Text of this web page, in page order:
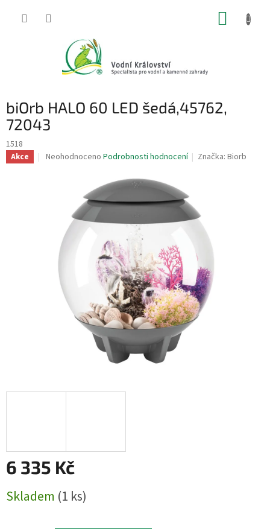
biOrb HALO 60 LED šedá,45762,
72043
1518
Akce
Průměrné
hvězdiček.
Neohodnoceno Podrobnosti hodnocení Značka:Biorb
6 335 Kč
cena:
Skladem (1 ks)